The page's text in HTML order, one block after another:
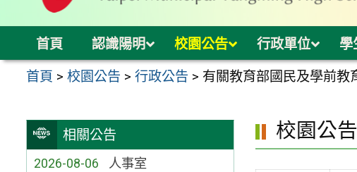
首頁 認識陽明 校園公告 行政單位 學
首頁 >校園公告 >行政公告 > 有關教育部國民及學前教
相關公告
2026-08-06 人事室
校園公告